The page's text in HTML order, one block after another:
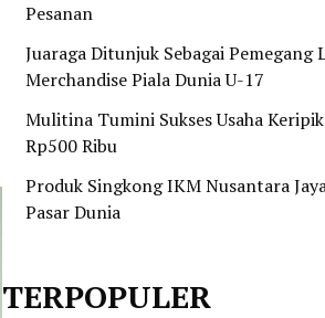
Pesanan
Juaraga Ditunjuk Sebagai Pemegang
Merchandise Piala Dunia U-17
Mulitina Tumini Sukses Usaha
Rp500 Ribu
Produk Singkong IKM Nusantara
Pasar Dunia
TERPOPULER